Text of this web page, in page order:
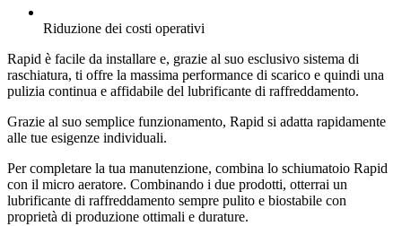
Riduzione dei costi operativi
Rapid è facile da installare e, grazie al suo esclusivo sistema di
raschiatura, ti offre la massima performance di scarico e quindi una
pulizia continua e affidabile del lubrificante di raffreddamento.
Grazie al suo semplice funzionamento, Rapid si adatta rapidamente
alle tue esigenze individuali.
Per completare la tua manutenzione, combina lo schiumatoio Rapid
con il micro aeratore. Combinando i due prodotti, otterrai un
lubrificante di raffreddamento sempre pulito e biostabile con
proprietà di produzione ottimali e durature.